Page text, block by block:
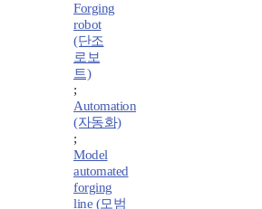
Forging
robot
(단조
로보
트)
;
Automation
(자동화)
;
Model
automated
forging
line (모범